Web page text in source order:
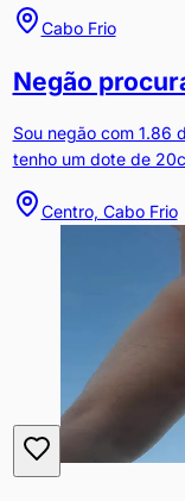
Cabo Frio
Negão
Sou negão com 1.86
tenho um dote de
Centro, Cabo Frio